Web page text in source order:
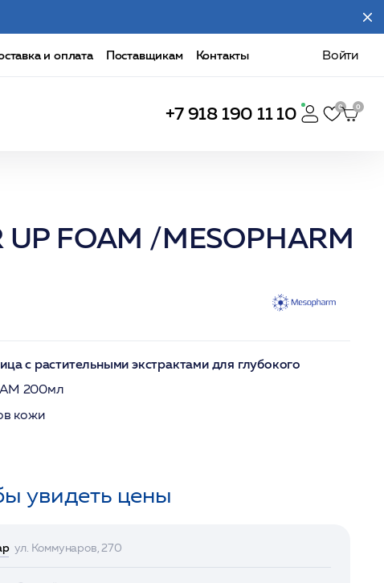
и оплата Поставщикам Контакты Войти
+7 918 190 11 10
FOAM /MESOPHARM
с растительными экстрактами для глубокого
200мл
кожи
увидеть цены
ул. Коммунаров, 270